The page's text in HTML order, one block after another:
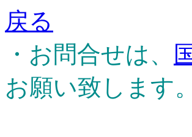
戻る
・お問合せは、
お願い致します。